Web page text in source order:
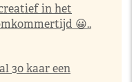
in het
😀..
30 kaar een